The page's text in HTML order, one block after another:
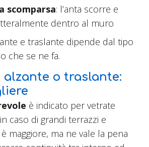
scomparsa: l’anta scorre e
dentro al muro
e traslante dipende dal tipo
che se ne fa.
alzante o traslante:
è indicato per vetrate
caso di grandi terrazzi e
maggiore, ma ne vale la pena